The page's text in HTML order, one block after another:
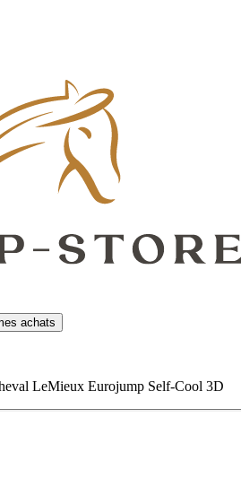
achats
LeMieux Eurojump Self-Cool 3D